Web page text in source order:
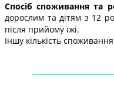
Спосіб споживання та
дорослим та дітям з 12
після прийому їжі.
Іншу кількість
————————